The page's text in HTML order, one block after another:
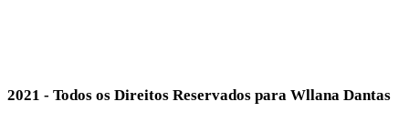
2021 - Todos os Direitos Reservados para Wllana Dantas